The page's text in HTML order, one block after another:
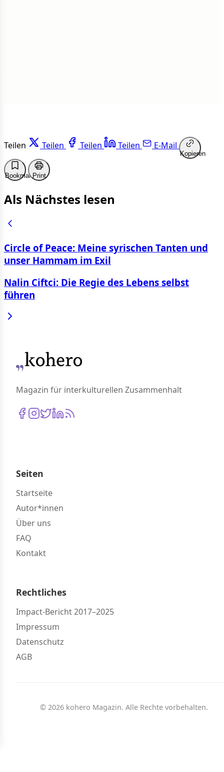
Teilen Teilen Teilen Teilen E-Mail
Kopieren
BookmarkPrint
Als Nächstes lesen
Circle of Peace: Meine syrischen Tanten und
unser Hammam im Exil
Nalin Ciftci: Die Regie des Lebens selbst
führen
Magazin für interkulturellen Zusammenhalt
Seiten
Startseite
Autor*innen
Über uns
FAQ
Kontakt
Rechtliches
Impact-Bericht 2017–2025
Impressum
Datenschutz
AGB
© 2026 kohero Magazin. Alle Rechte vorbehalten.